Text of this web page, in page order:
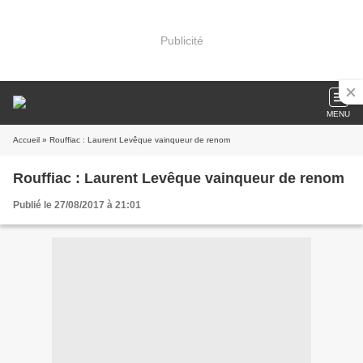
Publicité
MENU
Accueil » Rouffiac : Laurent Levêque vainqueur de renom
Rouffiac : Laurent Levêque vainqueur de renom
Publié le 27/08/2017 à 21:01